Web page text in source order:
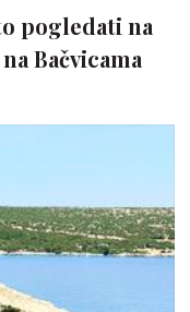
pogledati na
Bačvicama